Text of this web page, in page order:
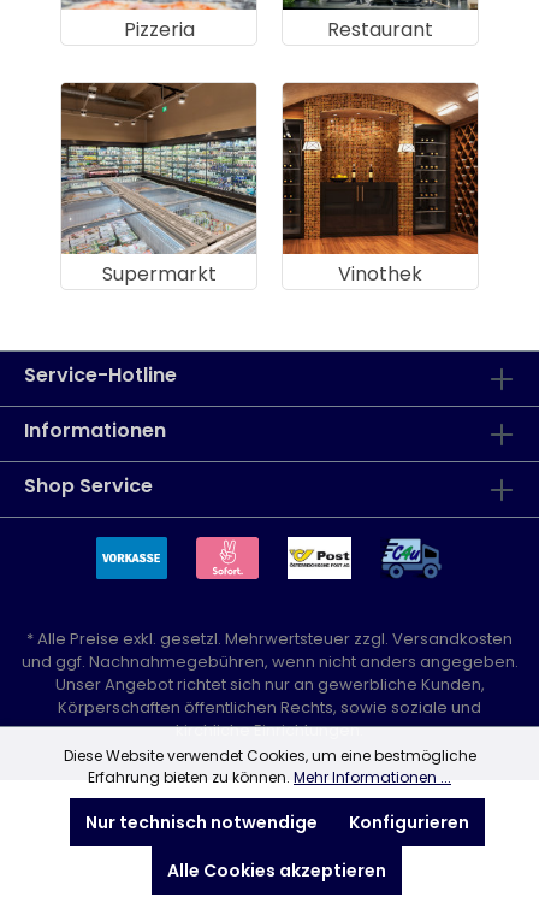
Pizzeria Restaurant
Supermarkt Vinothek
Service-Hotline
Informationen
Shop Service
* Alle Preise exkl. gesetzl. Mehrwertsteuer zzgl. Versandkosten
und ggf. Nachnahmegebühren, wenn nicht anders angegeben.
Unser Angebot richtet sich nur an gewerbliche Kunden,
Körperschaften öffentlichen Rechts, sowie soziale und
kirchliche Einrichtungen.
Diese Website verwendet Cookies, um eine bestmögliche
Erfahrung bieten zu können. Mehr Informationen ...
Nur technisch notwendige
Konfigurieren
Alle Cookies akzeptieren